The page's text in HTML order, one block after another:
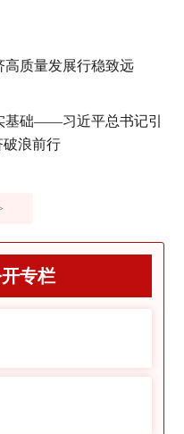
高质量发展行稳致远
基础——习近平总书记引
破浪前行
专栏